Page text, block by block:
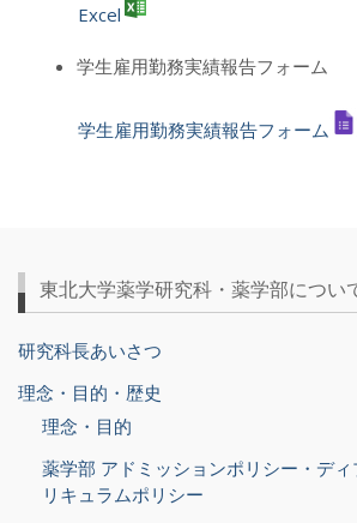
Excel
学生雇用勤務実績報告フォーム
学生雇用勤務実績報告フォーム
東北大学薬学研究科・薬学部につい
研究科長あいさつ
理念・目的・歴史
理念・目的
薬学部 アドミッションポリシー・デ
リキュラムポリシー